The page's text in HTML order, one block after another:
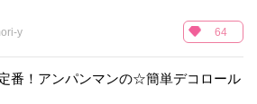
y 64
番！アンパンマンの☆簡単デコロール